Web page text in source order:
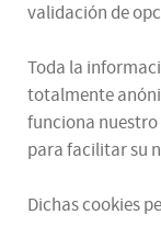
validación de
Toda la
totalmente
funciona
para facilitar su
Dichas cookies